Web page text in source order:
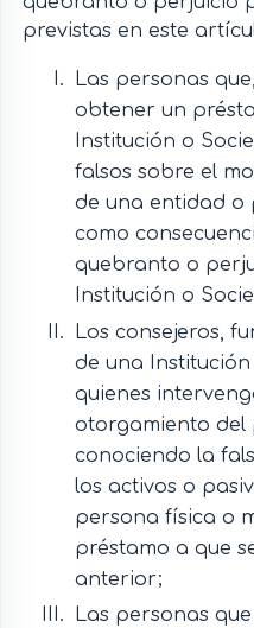
previstas en este
Las personas
obtener un
Institución o
falsos sobre el
de una entidad o
como
quebranto o
Institución o
Los consejeros,
de una
quienes
otorgamiento del
conociendo la
los activos o
persona física o
préstamo a que
anterior;
Las personas